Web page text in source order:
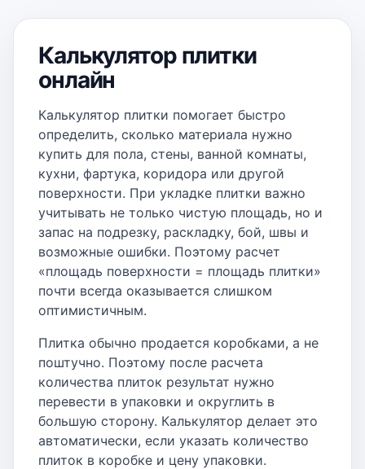
Калькулятор плитки
онлайн
Калькулятор плитки помогает быстро
определить, сколько материала нужно
купить для пола, стены, ванной комнаты,
кухни, фартука, коридора или другой
поверхности. При укладке плитки важно
учитывать не только чистую площадь, но и
запас на подрезку, раскладку, бой, швы и
возможные ошибки. Поэтому расчет
«площадь поверхности = площадь плитки»
почти всегда оказывается слишком
оптимистичным.
Плитка обычно продается коробками, а не
поштучно. Поэтому после расчета
количества плиток результат нужно
перевести в упаковки и округлить в
большую сторону. Калькулятор делает это
автоматически, если указать количество
плиток в коробке и цену упаковки.